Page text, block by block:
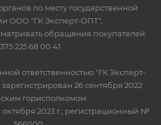
по месту государственной
ООО "ГК Эксперт-ОПТ",
обращения покупателей:
225 68 00 41.
ответственностью "ГК Эксперт-
26 сентября 2022
горисполкомом.
октября 2023 г., регистрационный №